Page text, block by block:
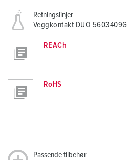
Retningslinjer
Veggkontakt DUO 5603409G
REACh
RoHS
Passende tilbehør